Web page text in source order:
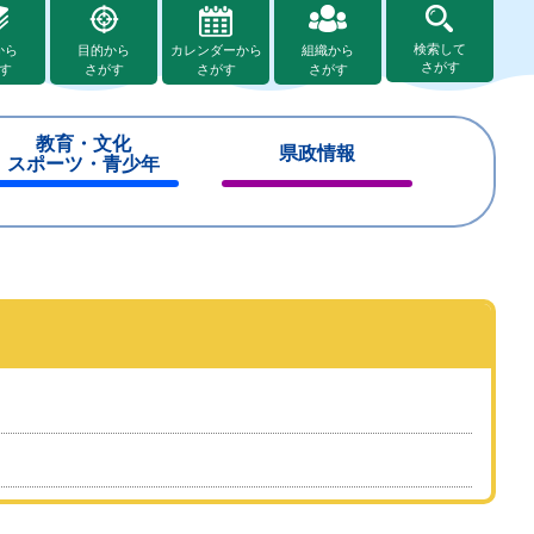
ら
目的から
さがす
カレンダーから
さがす
組織から
さがす
検索して
さがす
教育・文化
スポーツ・青少年
県政情報
じ